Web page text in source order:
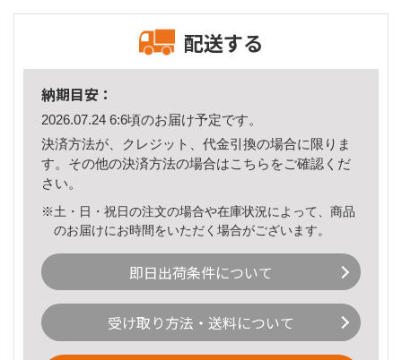
配送する
納期目安：
2026.07.24 6:6頃のお届け予定です。
決済方法が、クレジット、代金引換の場合に限りま
す。その他の決済方法の場合はこちら をご確認くだ
さい。
※土・日・祝日の注文の場合や在庫状況によって、商品
のお届けにお時間をいただく場合がございます。
即日出荷条件について
受け取り方法・送料について